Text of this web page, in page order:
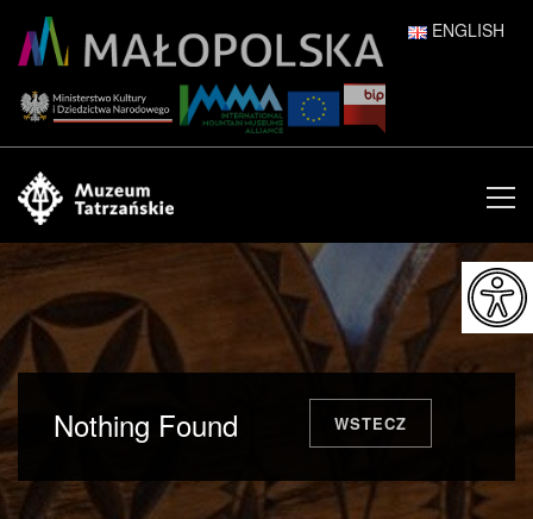
DEUTSCH
ENGLISH
ESPAÑOL
FRANÇAIS
ITALIANO
日本語
Nothing Found WSTECZ